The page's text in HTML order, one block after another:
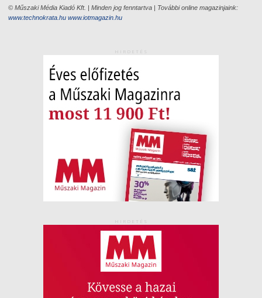
© Műszaki Média Kiadó Kft. | Minden jog fenntartva | További online magazinjaink:
www.technokrata.hu www.iotmagazin.hu
HIRDETÉS
HIRDETÉS